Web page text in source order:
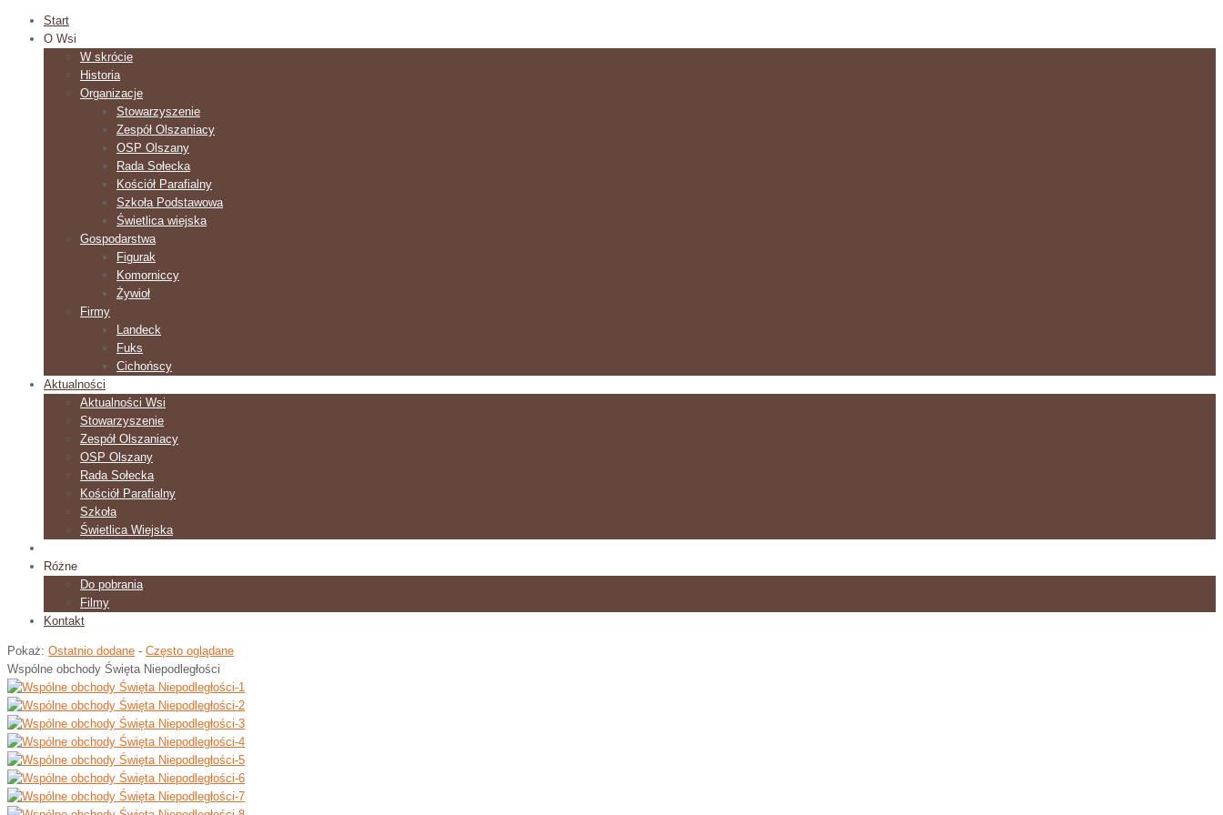
Start
O Wsi
W skrócie
Historia
Organizacje
Stowarzyszenie
Zespół Olszaniacy
OSP Olszany
Rada Sołecka
Kościół Parafialny
Szkoła Podstawowa
Świetlica wiejska
Gospodarstwa
Figurak
Komorniccy
Żywioł
Firmy
Landeck
Fuks
Cichońscy
Aktualności
Aktualności Wsi
Stowarzyszenie
Zespół Olszaniacy
OSP Olszany
Rada Sołecka
Kościół Parafialny
Szkoła
Świetlica Wiejska
Różne
Do pobrania
Filmy
Kontakt
Pokaż: Ostatnio dodane - Często oglądane
Wspólne obchody Święta Niepodległości